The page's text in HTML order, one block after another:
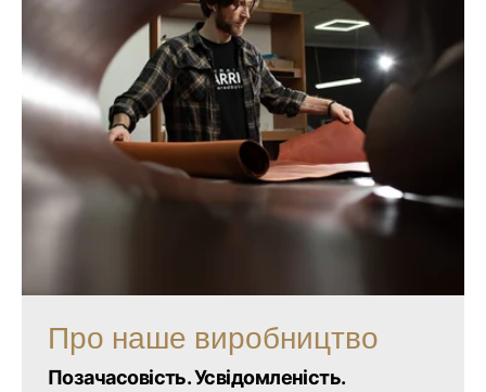
Про наше виробництво
Позачасовість. Усвідомленість.